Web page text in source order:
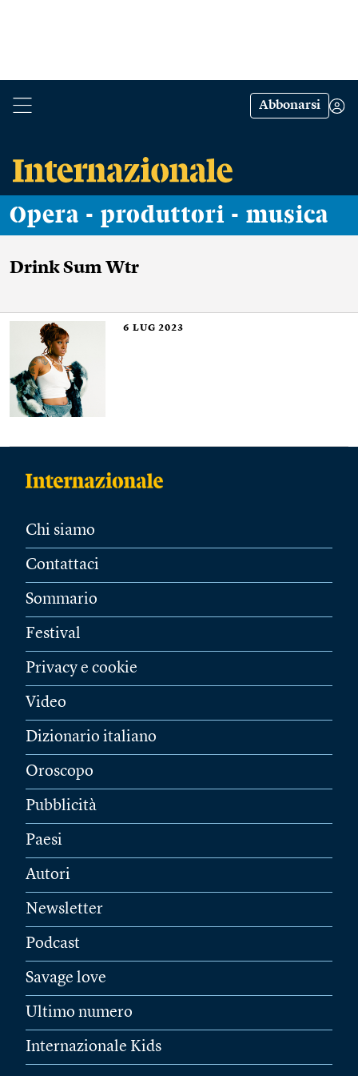
Abbonarsi
Opera - produttori - musica
Drink Sum Wtr
6 LUG 2023
Chi siamo
Contattaci
Sommario
Festival
Privacy e cookie
Video
Dizionario italiano
Oroscopo
Pubblicità
Paesi
Autori
Newsletter
Podcast
Savage love
Ultimo numero
Internazionale Kids